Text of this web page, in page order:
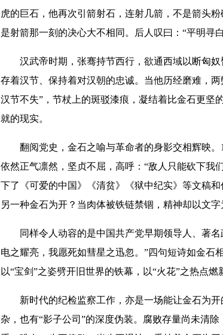
虎的巨石，他再次引箭射石，连射几箭，不是箭头
是射箭那一刻的决心大不相同。后人叹曰：“平明寻
汉武帝时期，张骞持节西行，欲通西域以断匈奴
存着汉节、保持着对汉朝的忠诚。当他历经磨难，
汉节不失”，节杖上的斑驳漆痕，凝结着比金石更坚
就的现实。
翻阅党史，金石之喻与革命者的身影交相辉映。
依然正气凛然，坚贞不屈，高呼：“敌人只能砍下我
下了《可爱的中国》《清贫》《狱中纪实》等文稿
另一种金石为开？当肉体被铁链禁锢，精神却以文
同样令人动容的是中国共产党早期领导人、著名
电之耀亮，我愿死如彗星之迅忽。”四句短诗如金石
以“宝剑”之姿劈开旧世界的铁幕，以“火花”之热点燃
新时代的纪检监察工作，亦是一场能让金石为开
杂，也有“影子公司”的深度伪装。腐败存量尚未清